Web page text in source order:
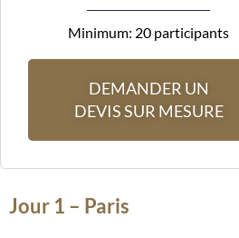
Jour 1 – Paris
Minimum: 20 participants
DEMANDER UN
DEVIS SUR MESURE